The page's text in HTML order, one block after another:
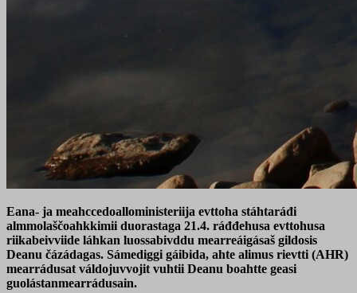
Eana- ja meahccedoalloministeriija evttoha stáhtaráđi
almmolaščoahkkimii duorastaga 21.4. ráđđehusa evttohusa
riikabeivviide láhkan luossabivddu mearreáigásaš gildosis
Deanu čázádagas. Sámediggi gáibida, ahte alimus rievtti (AHR)
mearrádusat váldojuvvojit vuhtii Deanu boahtte geasi
guolástanmearrádusain.